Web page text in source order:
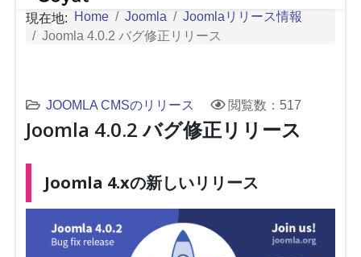
現在地: Home Joomla
Joomlaリリース情報
Joomla 4.0.2 バグ修正リリース
JOOMLA CMSのリリース 閲覧数：517
Joomla 4.0.2 バグ修正リリース
Joomla 4.xの新しいリリース